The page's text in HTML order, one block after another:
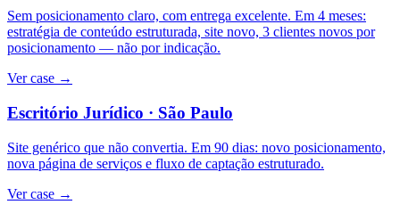
Sem posicionamento claro, com entrega excelente. Em 4 meses:
estratégia de conteúdo estruturada, site novo, 3 clientes novos por
posicionamento — não por indicação.
Ver case →
Escritório Jurídico · São Paulo
Site genérico que não convertia. Em 90 dias: novo posicionamento,
nova página de serviços e fluxo de captação estruturado.
Ver case →